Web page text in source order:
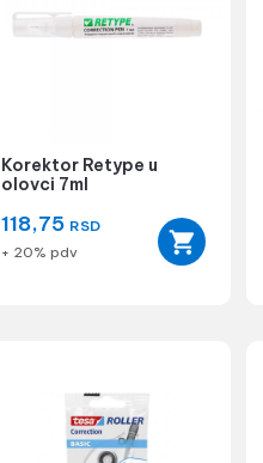
Korektor Retype u
olovci 7ml
118,75 RSD
+ 20% pdv